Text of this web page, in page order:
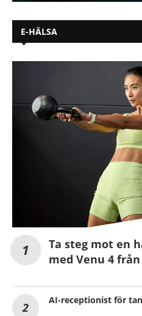
E-HÄLSA
Ta steg mot en
med Venu 4
AI-receptionist för